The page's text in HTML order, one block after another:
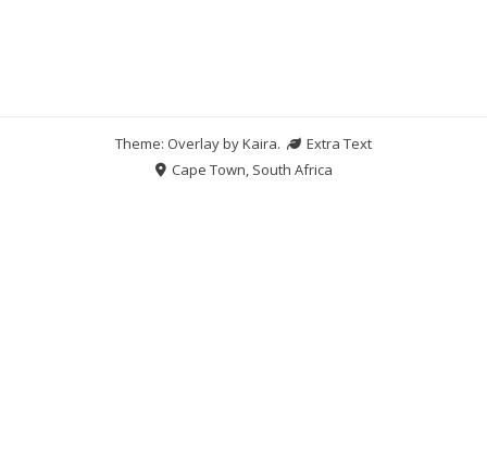
Theme: Overlay byKaira.
Extra Text
Cape Town, South Africa